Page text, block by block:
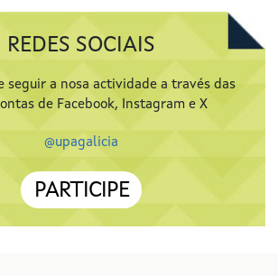
REDES SOCIAIS
seguir a nosa actividade a través das
de Facebook, Instagram e X
@upagalicia
PARTICIPE